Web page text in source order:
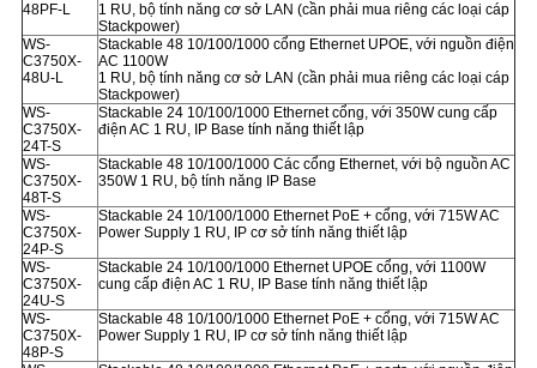
48PF-L
1 RU, bộ tính năng cơ sở LAN (cần phải mua riêng các loại cáp
Stackpower)
WS-
C3750X-
48U-L
Stackable 48 10/100/1000 cổng Ethernet UPOE, với nguồn điện
AC 1100W
1 RU, bộ tính năng cơ sở LAN (cần phải mua riêng các loại cáp
Stackpower)
WS-
C3750X-
24T-S
Stackable 24 10/100/1000 Ethernet cổng, với 350W cung cấp
điện AC 1 RU, IP Base tính năng thiết lập
WS-
C3750X-
48T-S
Stackable 48 10/100/1000 Các cổng Ethernet, với bộ nguồn AC
350W 1 RU, bộ tính năng IP Base
WS-
C3750X-
24P-S
Stackable 24 10/100/1000 Ethernet PoE + cổng, với 715W AC
Power Supply 1 RU, IP cơ sở tính năng thiết lập
WS-
C3750X-
24U-S
Stackable 24 10/100/1000 Ethernet UPOE cổng, với 1100W
cung cấp điện AC 1 RU, IP Base tính năng thiết lập
WS-
C3750X-
48P-S
Stackable 48 10/100/1000 Ethernet PoE + cổng, với 715W AC
Power Supply 1 RU, IP cơ sở tính năng thiết lập